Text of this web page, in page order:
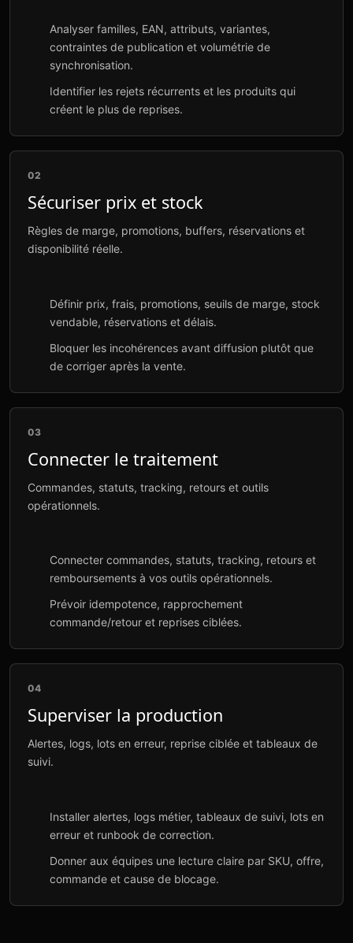
Analyser familles, EAN, attributs, variantes,
contraintes de publication et volumétrie de
synchronisation.
Identifier les rejets récurrents et les produits qui
créent le plus de reprises.
02
Sécuriser prix et stock
Règles de marge, promotions, buffers, réservations et
disponibilité réelle.
Définir prix, frais, promotions, seuils de marge, stock
vendable, réservations et délais.
Bloquer les incohérences avant diffusion plutôt que
de corriger après la vente.
03
Connecter le traitement
Commandes, statuts, tracking, retours et outils
opérationnels.
Connecter commandes, statuts, tracking, retours et
remboursements à vos outils opérationnels.
Prévoir idempotence, rapprochement
commande/retour et reprises ciblées.
04
Superviser la production
Alertes, logs, lots en erreur, reprise ciblée et tableaux de
suivi.
Installer alertes, logs métier, tableaux de suivi, lots en
erreur et runbook de correction.
Donner aux équipes une lecture claire par SKU, offre,
commande et cause de blocage.